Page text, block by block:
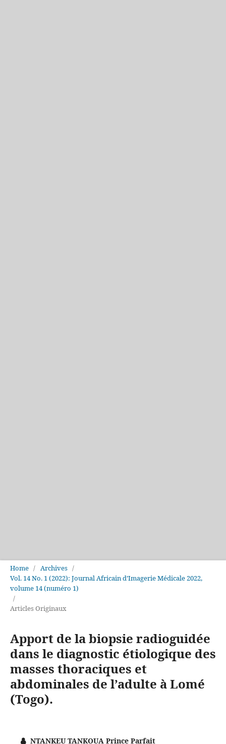
Home / Archives /
Vol. 14 No. 1 (2022): Journal Africain d’Imagerie Médicale 2022,
volume 14 (numéro 1)
/
Articles Originaux
Apport de la biopsie radioguidée
dans le diagnostic étiologique des
masses thoraciques et
abdominales de l’adulte à Lomé
(Togo).
NTANKEU TANKOUA Prince Parfait